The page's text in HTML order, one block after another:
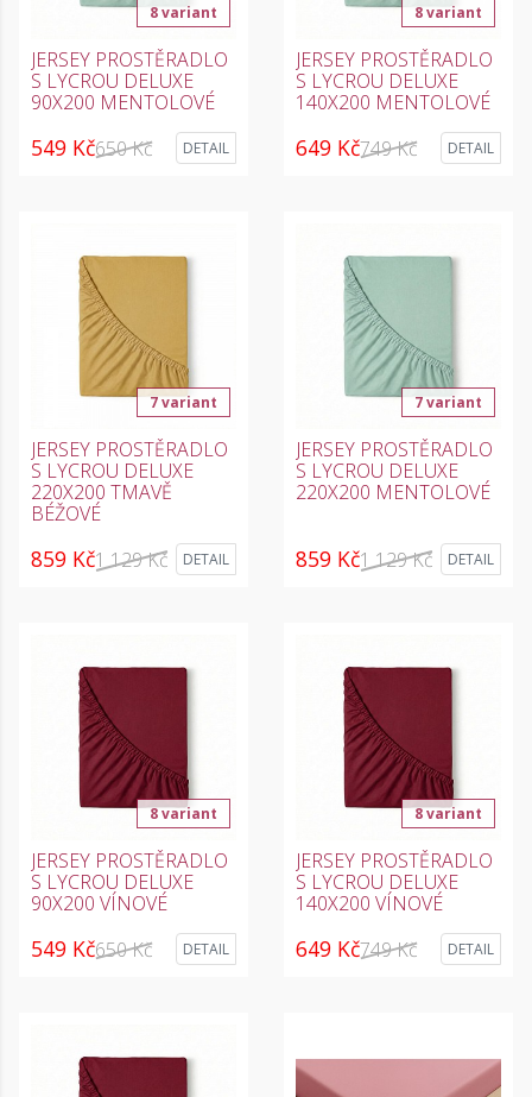
8 variant
JERSEY PROSTĚRADLO
S LYCROU DELUXE
90X200 MENTOLOVÉ
549 Kč650 Kč DETAIL
8 variant
JERSEY PROSTĚRADLO
S LYCROU DELUXE
140X200 MENTOLOVÉ
649 Kč749 Kč DETAIL
7 variant
JERSEY PROSTĚRADLO
S LYCROU DELUXE
220X200 TMAVĚ
BÉŽOVÉ
859 Kč1 129 Kč DETAIL
7 variant
JERSEY PROSTĚRADLO
S LYCROU DELUXE
220X200 MENTOLOVÉ
859 Kč1 129 Kč DETAIL
8 variant
JERSEY PROSTĚRADLO
S LYCROU DELUXE
90X200 VÍNOVÉ
549 Kč650 Kč DETAIL
8 variant
JERSEY PROSTĚRADLO
S LYCROU DELUXE
140X200 VÍNOVÉ
649 Kč749 Kč DETAIL